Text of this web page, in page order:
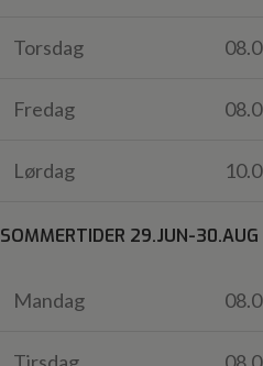
Torsdag
Fredag
Lørdag
SOMMERTIDER 29.JUN-30.AUG
Mandag